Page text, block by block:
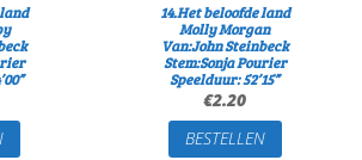
14.Het beloofde land
Molly Morgan
Van:John Steinbeck
Stem:Sonja Pourier
Speelduur: 52’15”
€2.20
BESTELLEN